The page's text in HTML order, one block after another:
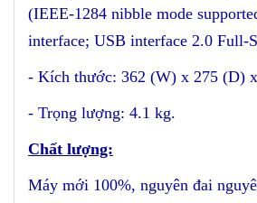
(IEEE-1284 nibble mode
interface; USB interface 2.0 Full-
- Kích thước: 362 (W) x 275 (D)
- Trọng lượng: 4.1 kg.
Chất lượng:
Máy mới 100%, nguyên đai